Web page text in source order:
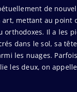
de
art, mettant au point
orthodoxes. Il a les
dans le sol, sa
les nuages.
les deux, on